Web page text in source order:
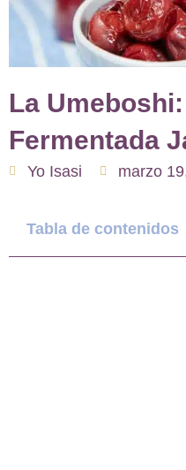
La
Fermentada
Yo Isasi marzo
Tabla de contenidos